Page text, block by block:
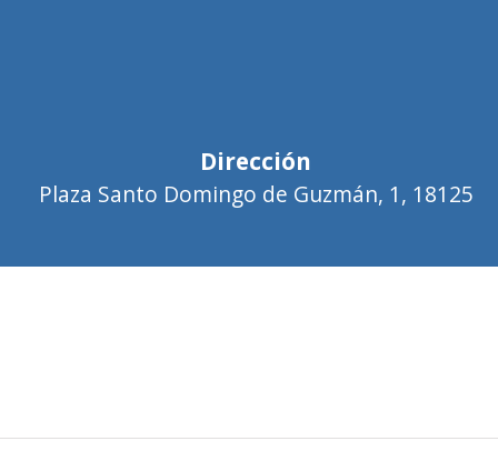
Dirección
Plaza Santo Domingo de Guzmán, 1, 18125